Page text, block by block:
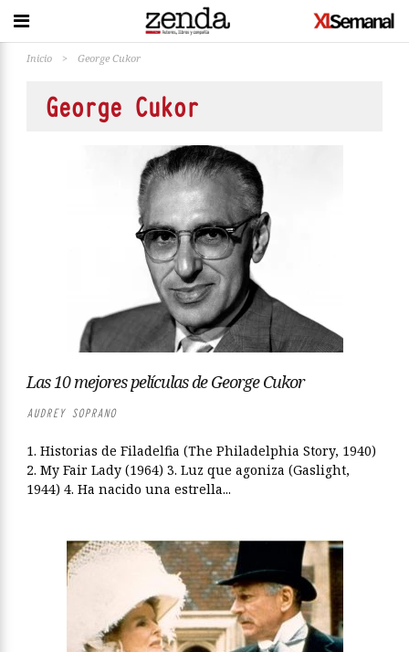
Inicio > George Cukor
George Cukor
Las 10 mejores películas de George Cukor
AUDREY SOPRANO
1. Historias de Filadelfia (The Philadelphia Story, 1940)
2. My Fair Lady (1964) 3. Luz que agoniza (Gaslight,
1944) 4. Ha nacido una estrella...